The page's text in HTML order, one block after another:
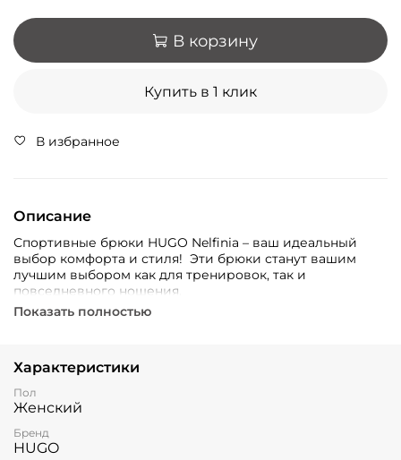
В корзину
Купить в 1 клик
В избранное
Описание
Спортивные брюки HUGO Nelfinia – ваш идеальный
выбор комфорта и стиля! Эти брюки станут вашим
лучшим выбором как для тренировок, так и
повседневного ношения.
Показать полностью
Характеристики
Пол
Женский
Бренд
HUGO